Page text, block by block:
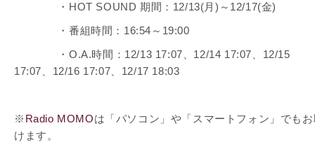
・HOT SOUND 期間：12/13(月)～12/17(金)
・番組時間：16:54～19:00
・O.A.時間： 12/13 17:07、 12/14 17:07、 12/15
17:07、 12/16 17:07、 12/17 18:03
※ Radio MOMOは「パソコン」や「スマートフォン」でも
けます。